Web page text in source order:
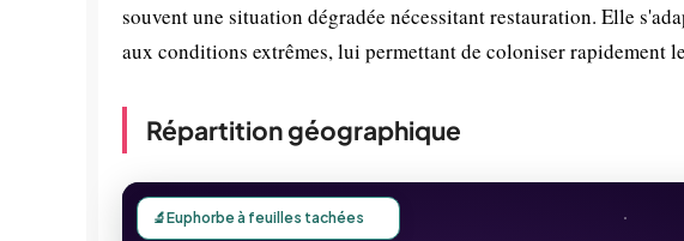
souvent une situation dégradée nécessitant restauration. Elle
aux conditions extrêmes, lui permettant de coloniser rapidement
Répartition géographique